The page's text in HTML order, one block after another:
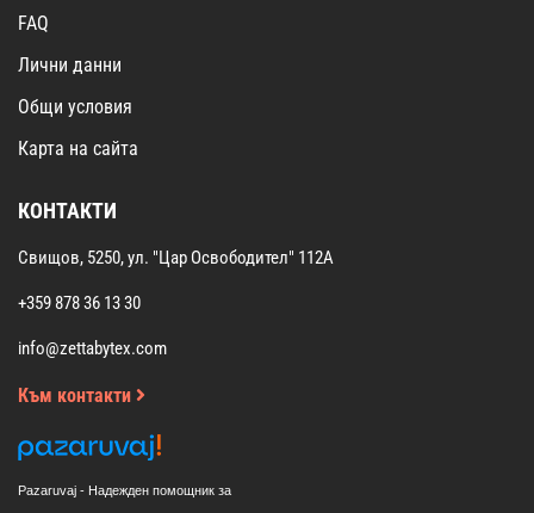
FAQ
Лични данни
Общи условия
Карта на сайта
КОНТАКТИ
Свищов, 5250, ул. "Цар Освободител" 112А
+359 878 36 13 30
info@zettabytex.com
Към контакти
Pazaruvaj - Надежден помощник за